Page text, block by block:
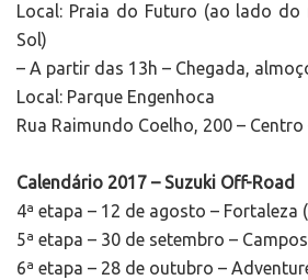
Local: Praia do Futuro (ao lado do
Sol)
– A partir das 13h – Chegada,
Local: Parque Engenhoca
Rua Raimundo Coelho, 200 – Centro
Calendário 2017 – Suzuki Off-Road
4ª etapa – 12 de agosto – Fortaleza
5ª etapa – 30 de setembro –
6ª etapa – 28 de outubro –